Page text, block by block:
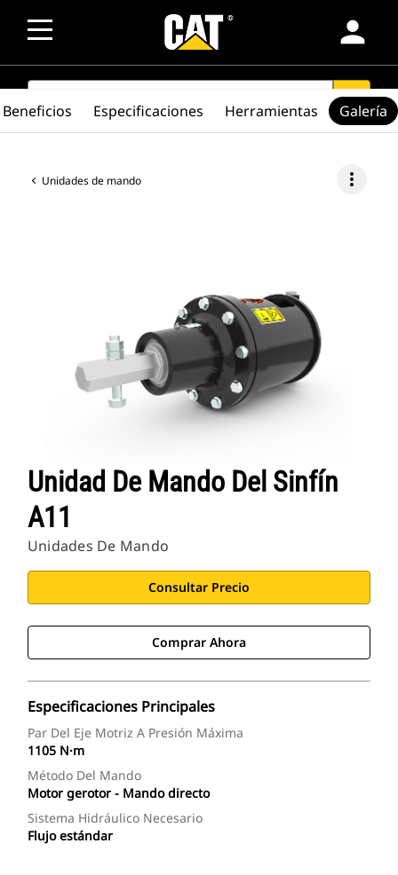
person
SEARCH search
Unidades de mando more_vert
Unidad De Mando Del Sinfín
A11
Unidades De Mando
Consultar Precio
Comprar Ahora
Especificaciones Principales
Par Del Eje Motriz A Presión Máxima
1105 N·m
Método Del Mando
Motor gerotor - Mando directo
Sistema Hidráulico Necesario
Flujo estándar
Beneficios Especificaciones Herramientas Galería